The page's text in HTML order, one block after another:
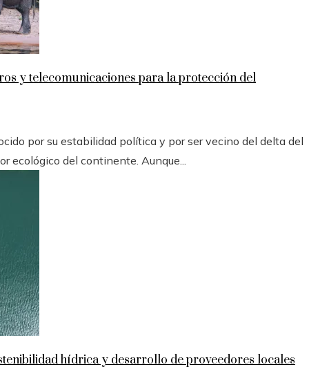
y telecomunicaciones para la protección del
por su estabilidad política y por ser vecino del delta del
ecológico del continente. Aunque...
hídrica y desarrollo de proveedores locales